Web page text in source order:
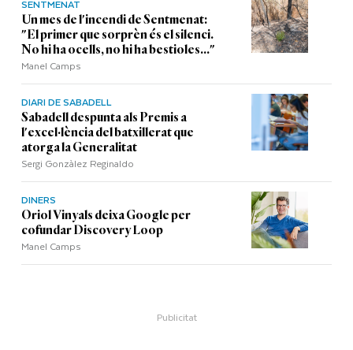
SENTMENAT
Un mes de l'incendi de Sentmenat:
"El primer que sorprèn és el silenci.
No hi ha ocells, no hi ha bestioles..."
Manel Camps
DIARI DE SABADELL
Sabadell despunta als Premis a
l'excel·lència del batxillerat que
atorga la Generalitat
Sergi Gonzàlez Reginaldo
DINERS
Oriol Vinyals deixa Google per
cofundar Discovery Loop
Manel Camps